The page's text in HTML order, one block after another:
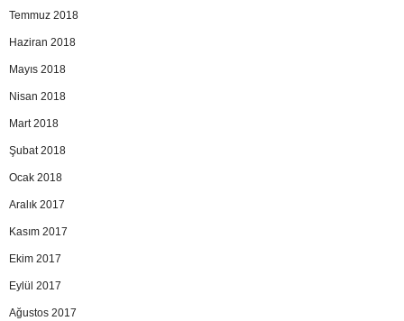
Temmuz 2018
Haziran 2018
Mayıs 2018
Nisan 2018
Mart 2018
Şubat 2018
Ocak 2018
Aralık 2017
Kasım 2017
Ekim 2017
Eylül 2017
Ağustos 2017